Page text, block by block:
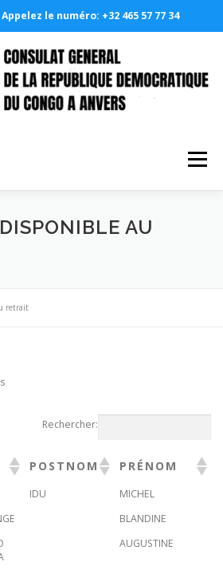
le numéro: +32 465 57 77 34
Menu
GÉNÉRAL
AU
retrait
Rechercher:
POSTNOM PRÉNOM
IDU
MICHEL
BLANDINE
AUGUSTINE